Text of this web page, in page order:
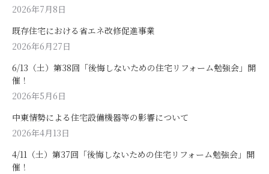
2026年7月8日
既存住宅における省エネ改修促進事業
2026年6月27日
6/13（土）第38回「後悔しないための住宅リフォーム勉強会」開
催！
2026年5月6日
中東情勢による住宅設備機器等の影響について
2026年4月13日
4/11（土）第37回「後悔しないための住宅リフォーム勉強会」開
催！